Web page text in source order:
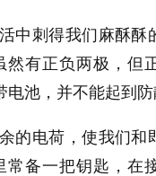
中刺得我们麻酥酥
有正负两极，但
池，并不能起到防
的电荷，使我们和
备一把钥匙，在